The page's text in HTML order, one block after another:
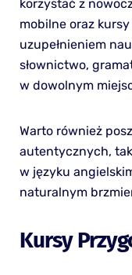
korzystać z
mobilne oraz
uzupełnieniem
słownictwo,
w dowolnym
Warto również
autentycznych,
w języku
naturalnym
Kursy